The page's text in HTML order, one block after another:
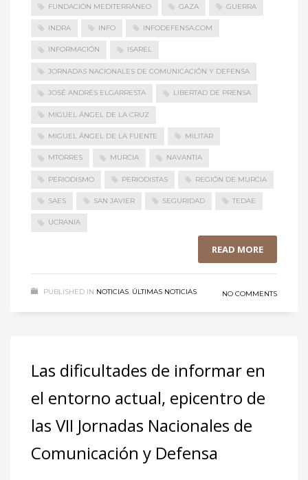
FUNDACIÓN MEDITERRÁNEO GAZA GUERRA
INDRA INFO INFODEFENSA.COM
INFORMACIÓN ISAREL
JORNADAS NACIONALES DE COMUNICACIÓN Y DEFENSA
JOSÉ ANDRÉS ELGARRESTA LIBERTAD DE PRENSA
MIGUEL ÁNGEL DE LA CRUZ
MIGUEL ÁNGEL DE LA FUENTE MILITAR
MTORRES MURCIA NAVANTIA
PERIODISMO PERIODISTAS REGIÓN DE MURCIA
SAES SAN JAVIER SEGURIDAD TEDAE
UCRANIA
READ MORE
PUBLISHED IN NOTICIAS, ÚLTIMAS NOTICIAS NO COMMENTS
Las dificultades de informar en
el entorno actual, epicentro de
las VII Jornadas Nacionales de
Comunicación y Defensa